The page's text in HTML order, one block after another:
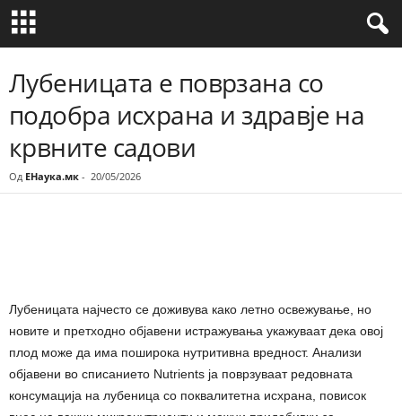
Лубеницата е поврзана со
подобра исхрана и здравје на
крвните садови
Од ЕНаука.мк - 20/05/2026
Лубеницата најчесто се доживува како летно освежување, но
новите и претходно објавени истражувања укажуваат дека овој
плод може да има поширока нутритивна вредност. Анализи
објавени во списанието Nutrients ја поврзуваат редовната
консумација на лубеница со поквалитетна исхрана, повисок